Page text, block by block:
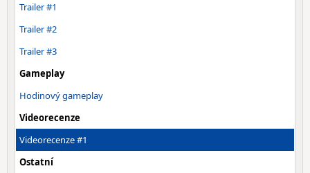
Trailer #1
Trailer #2
Trailer #3
Gameplay
Hodinový gameplay
Videorecenze
Videorecenze #1
Ostatní